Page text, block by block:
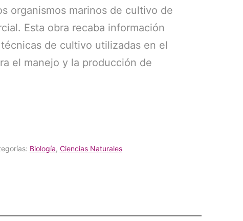
organismos marinos de cultivo de
Esta obra recaba información
de cultivo utilizadas en el
el manejo y la producción de
Biología, Ciencias Naturales